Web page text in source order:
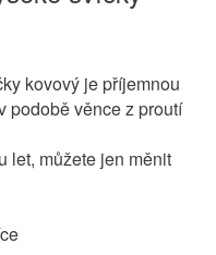
kovový je příjemnou
podobě věnce z proutí
let, můžete jen měnit